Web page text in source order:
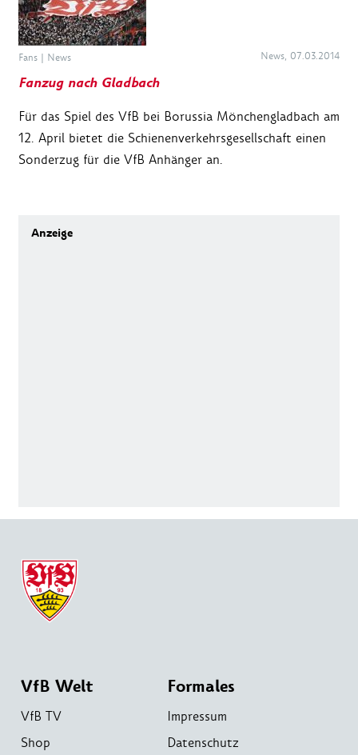
Fans | News News, 07.03.2014
Fanzug nach Gladbach
Für das Spiel des VfB bei Borussia Mönchengladbach am
12. April bietet die Schienenverkehrsgesellschaft einen
Sonderzug für die VfB Anhänger an.
VfB Welt
VfB TV
Shop
Formales
Impressum
Datenschutz